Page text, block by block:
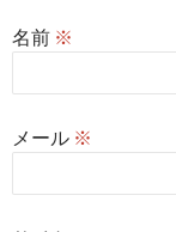
名前 ※
メール ※